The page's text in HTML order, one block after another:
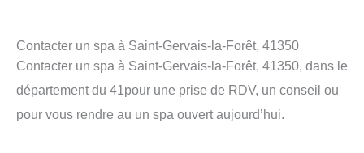
Contacter un spa à Saint-Gervais-la-Forêt, 41350
Contacter un spa à Saint-Gervais-la-Forêt, 41350, dans le
département du 41pour une prise de RDV, un conseil ou
pour vous rendre au un spa ouvert aujourd’hui.